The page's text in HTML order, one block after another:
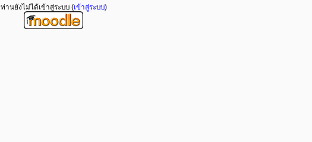
ท่านยังไม่ได้เข้าสู่ระบบ (เข้าสู่ระบบ)